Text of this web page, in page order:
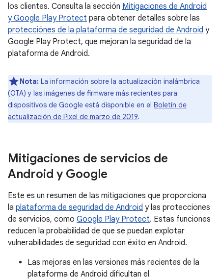
los clientes. Consulta la sección Mitigaciones de Android
y Google Play Protect para obtener detalles sobre las
protecciónes de la plataforma de seguridad de Android y
Google Play Protect, que mejoran la seguridad de la
plataforma de Android.
Nota: La información sobre la actualización inalámbrica
(OTA) y las imágenes de firmware más recientes para
dispositivos de Google está disponible en el Boletín de
actualización de Pixel de marzo de 2019.
Mitigaciones de servicios de
Android y Google
Este es un resumen de las mitigaciones que proporciona
la plataforma de seguridad de Android y las protecciones
de servicios, como Google Play Protect. Estas funciones
reducen la probabilidad de que se puedan explotar
vulnerabilidades de seguridad con éxito en Android.
Las mejoras en las versiones más recientes de la
plataforma de Android dificultan el